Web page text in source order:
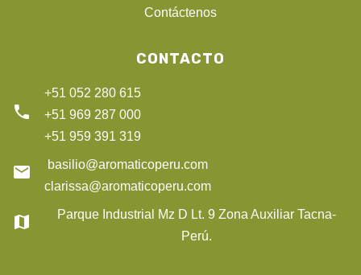
Contáctenos
CONTACTO
phone
+51 052 280 615
+51 969 287 000
+51 959 391 319
email
basilio@aromaticoperu.com
clarissa@aromaticoperu.com
map
Parque Industrial Mz D Lt. 9 Zona Auxiliar Tacna-
Perú.